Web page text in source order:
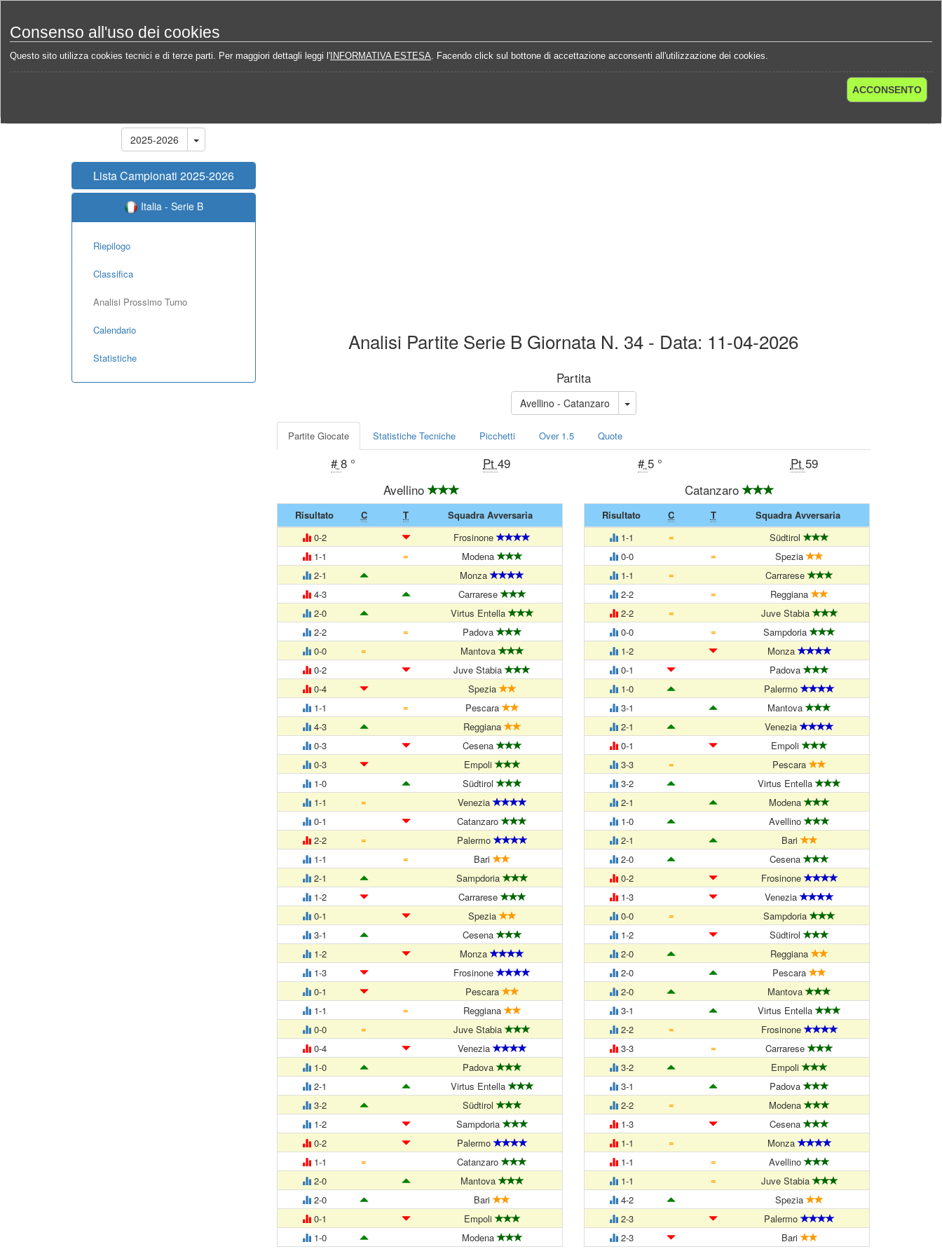
Consenso all'uso dei cookies
Questo sito utilizza cookies tecnici e di terze parti. Per maggiori dettagli leggi l' INFORMATIVA ESTESA. Facendo click sul bottone di accettazione acconsenti all'utilizzazione dei cookies.
ACCONSENTO
Home Campionati Italia - Serie B 2025-2026 Analisi Prossimo Turno
2025-2026
Lista Campionati 2025-2026
Italia - Serie B
Riepilogo
Classifica
Analisi Prossimo Turno
Calendario
Statistiche
Analisi Partite Serie B Giornata N. 34 - Data: 11-04-2026
Partita
Avellino - Catanzaro
Partite Giocate Statistiche Tecniche Picchetti Over 1.5 Quote
#8 ° Pt49
Avellino
Risultato C T
Squadra Avversaria
0-2
Frosinone
1-1
=
Modena
2-1
Monza
4-3
Carrarese
2-0
Virtus Entella
2-2
=
Padova
0-0
=
Mantova
0-2
Juve Stabia
0-4
Spezia
1-1
=
Pescara
4-3
Reggiana
0-3
Cesena
0-3
Empoli
1-0
Südtirol
1-1
=
Venezia
0-1
Catanzaro
2-2
=
Palermo
1-1
=
Bari
2-1
Sampdoria
1-2
Carrarese
0-1
Spezia
3-1
Cesena
1-2
Monza
1-3
Frosinone
0-1
Pescara
1-1
=
Reggiana
0-0
=
Juve Stabia
0-4
Venezia
1-0
Padova
2-1
Virtus Entella
3-2
Südtirol
1-2
Sampdoria
0-2
Palermo
1-1
=
Catanzaro
2-0
Mantova
2-0
Bari
0-1
Empoli
1-0
Modena
#5 ° Pt 59
Catanzaro
Risultato C T
Squadra Avversaria
1-1
=
Südtirol
0-0
=
Spezia
1-1
=
Carrarese
2-2
=
Reggiana
2-2
=
Juve Stabia
0-0
=
Sampdoria
1-2
Monza
0-1
Padova
1-0
Palermo
3-1
Mantova
2-1
Venezia
0-1
Empoli
3-3
=
Pescara
3-2
Virtus Entella
2-1
Modena
1-0
Avellino
2-1
Bari
2-0
Cesena
0-2
Frosinone
1-3
Venezia
0-0
=
Sampdoria
1-2
Südtirol
2-0
Reggiana
2-0
Pescara
2-0
Mantova
3-1
Virtus Entella
2-2
=
Frosinone
3-3
=
Carrarese
3-2
Empoli
3-1
Padova
2-2
=
Modena
1-3
Cesena
1-1
=
Monza
1-1
=
Avellino
1-1
=
Juve Stabia
4-2
Spezia
2-3
Palermo
2-3
Bari